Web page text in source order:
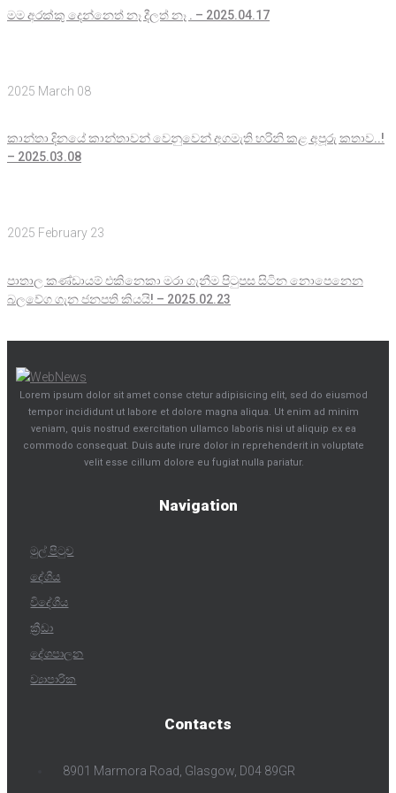
මම අරක්කු දෙන්නෙත් නෑ දීලත් නෑ . – 2025.04.17
2025 March 08
කාන්තා දිනයේ කාන්තාවන් වෙනුවෙන් අගමැති හරිනි කළ අපූරු කතාව..!
– 2025.03.08
2025 February 23
පාතාල කණ්ඩායම් එකිනෙකා මරා ගැනීම පිටුපස සිටින නොපෙනෙන
බලවේග ගැන ජනපති කියයි! – 2025.02.23
Lorem ipsum dolor sit amet conse ctetur adipisicing elit, sed do eiusmod
tempor incididunt ut labore et dolore magna aliqua. Ut enim ad minim
veniam, quis nostrud exercitation ullamco laboris nisi ut aliquip ex ea
commodo consequat. Duis aute irure dolor in reprehenderit in voluptate
velit esse cillum dolore eu fugiat nulla pariatur.
Navigation
මුල් පිටුව
දේශීය
විදේශීය
ක්‍රීඩා
දේශපාලන
ව්‍යාපාරික
Contacts
8901 Marmora Road, Glasgow, D04 89GR